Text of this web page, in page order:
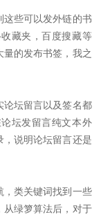
些可以发外链的书
藏夹，百度搜藏等
的发布书签，我之
坛留言以及签名都
坛发留言纯文本外
，说明论坛留言还是
类关键词找到一些
从绿箩算法后，对于